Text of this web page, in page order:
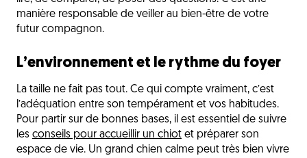
manière responsable de veiller au bien-être de votre
futur compagnon.
L’environnement et le rythme du foyer
La taille ne fait pas tout. Ce qui compte vraiment, c’est
l’adéquation entre son tempérament et vos habitudes.
Pour partir sur de bonnes bases, il est essentiel de suivre
les conseils pour accueillir un chiot et préparer son
espace de vie. Un grand chien calme peut très bien vivre